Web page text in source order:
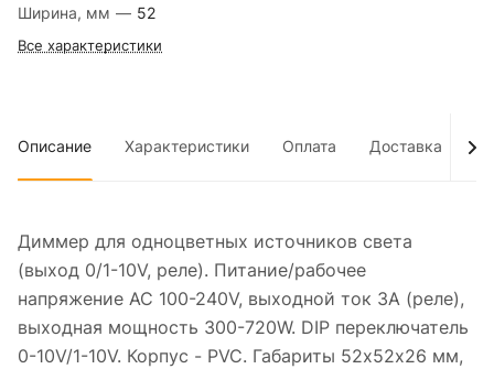
Ширина, мм — 52
Все характеристики
Описание Характеристики Оплата Доставка
Диммер для одноцветных источников света
(выход 0/1-10V, реле). Питание/рабочее
напряжение AC 100-240V, выходной ток 3А (реле),
выходная мощность 300-720W. DIP переключатель
0-10V/1-10V. Корпус - PVC. Габариты 52х52х26 мм,